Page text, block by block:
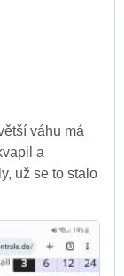
váhu má
a
už se to stalo